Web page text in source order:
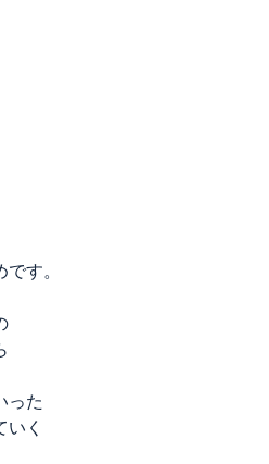
です。
った
く